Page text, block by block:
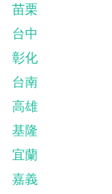
苗栗
台中
彰化
台南
高雄
基隆
宜蘭
嘉義